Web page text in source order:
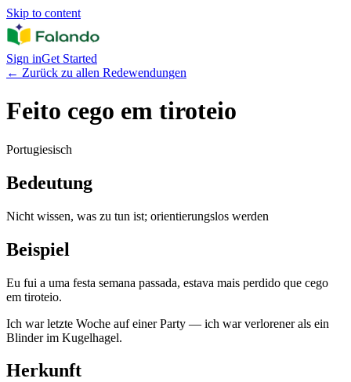
Skip to content
Sign inGet Started
← Zurück zu allen Redewendungen
Feito cego em tiroteio
Portugiesisch
Bedeutung
Nicht wissen, was zu tun ist; orientierungslos werden
Beispiel
Eu fui a uma festa semana passada, estava mais perdido que cego
em tiroteio.
Ich war letzte Woche auf einer Party — ich war verlorener als ein
Blinder im Kugelhagel.
Herkunft